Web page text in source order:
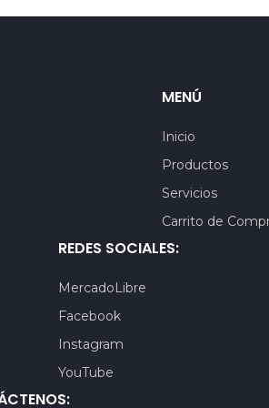
MENÚ
Inicio
Productos
Servicios
Carrito de
REDES SOCIALES:
MercadoLibre
Facebook
Instagram
YouTube